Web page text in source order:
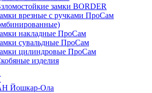
замки BORDER
врезные с ручками ПроСам
накладные ПроСам
сувальдные ПроСам
цилиндровые ПроСам
изделия
Йошкар-Ола